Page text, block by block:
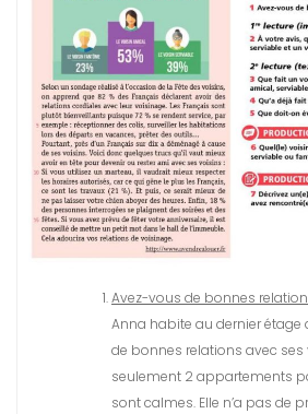
Avez-vous de bonnes
Anna habite au dernier étage
de bonnes relations avec ses
seulement 2 appartements
sont calmes. Elle n’a pas de